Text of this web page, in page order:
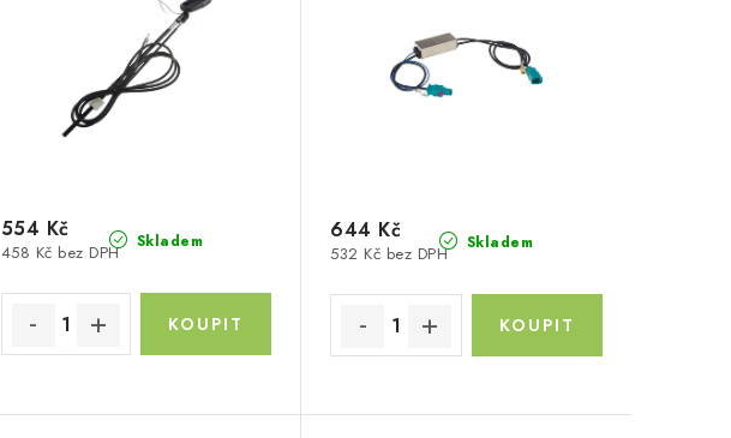
Skladem
458 Kč bez DPH
554 Kč Skladem
532 Kč bez DPH
644 Kč